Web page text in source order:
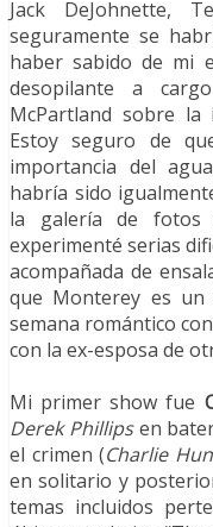
Jack DeJohnette,
seguramente se
haber sabido de mi
desopilante a
McPartland sobre
Estoy seguro de
importancia del
habría sido
la galería de fotos
experimenté serias
acompañada de
que Monterey es
semana romántico
con la ex-esposa de
Mi primer show fue
Derek Phillipsen
el crimen (Charlie
en solitario y
temas incluidos